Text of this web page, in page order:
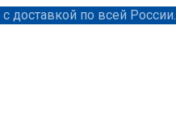
доставкой по всей России.